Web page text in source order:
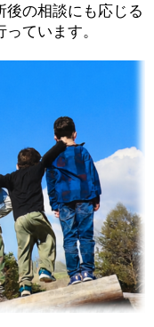
後の相談にも応じる
ています。